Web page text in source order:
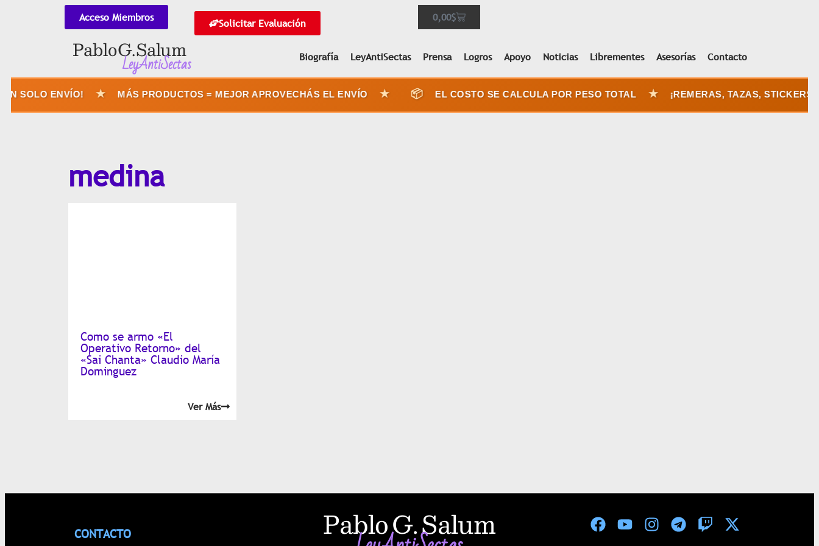
Acceso Miembros Solicitar Evaluación 0,00$
Pablo G. Salum
LeyAntiSectas Biografía LeyAntiSectas Prensa Logros Apoyo Noticias Librementes Asesorías Contacto
SOLO ENVÍO! MÁS PRODUCTOS = MEJOR APROVECHÁS EL ENVÍO 📦 EL COSTO SE CALCULA POR PESO TOTAL ¡REMERAS, TAZAS, STICKERS Y
medina
Como se armo «El
Operativo Retorno» del
«Sai Chanta» Claudio María
Dominguez
Ver Más
CONTACTO Pablo G. Salum